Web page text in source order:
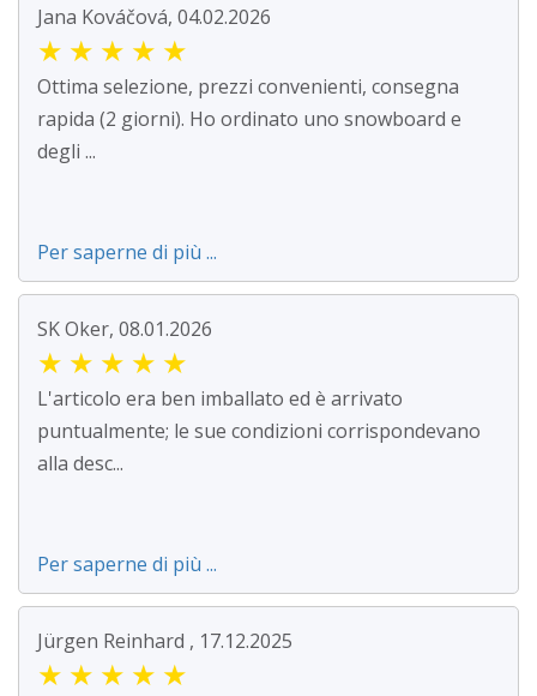
Jana Kováčová, 04.02.2026
★ ★ ★ ★ ★
Ottima selezione, prezzi convenienti, consegna
rapida (2 giorni). Ho ordinato uno snowboard e
degli ...
Per saperne di più ...
SK Oker, 08.01.2026
★ ★ ★ ★ ★
L'articolo era ben imballato ed è arrivato
puntualmente; le sue condizioni corrispondevano
alla desc...
Per saperne di più ...
Jürgen Reinhard , 17.12.2025
★ ★ ★ ★ ★